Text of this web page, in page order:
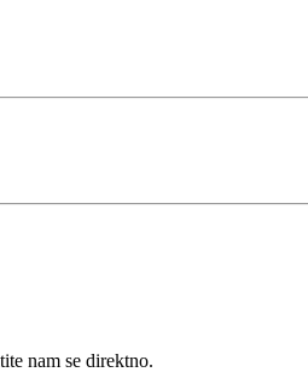
nam se direktno.